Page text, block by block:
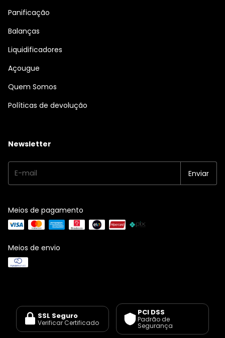
Panificação
Balanças
Liquidificadores
Açougue
Quem Somos
Políticas de devolução
Newsletter
Meios de pagamento
Meios de envio
SSL Seguro
Verificar Certificado
PCI DSS
Padrão de
Segurança